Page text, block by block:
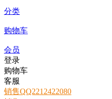
分类
购物车
会员
登录
购物车
客服
销售QQ2212422080